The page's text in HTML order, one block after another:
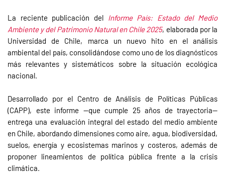
La reciente publicación del Informe País: Estado del Medio
Ambiente y del Patrimonio Natural en Chile 2025, elaborada por la
Universidad de Chile, marca un nuevo hito en el análisis
ambiental del país, consolidándose como uno de los diagnósticos
más relevantes y sistemáticos sobre la situación ecológica
nacional.
Desarrollado por el Centro de Análisis de Políticas Públicas
(CAPP), este informe —que cumple 25 años de trayectoria—
entrega una evaluación integral del estado del medio ambiente
en Chile, abordando dimensiones como aire, agua, biodiversidad,
suelos, energía y ecosistemas marinos y costeros, además de
proponer lineamientos de política pública frente a la crisis
climática.